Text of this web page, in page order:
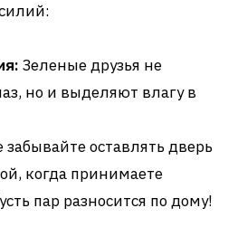
Зеленые друзья не
но и выделяют влагу в
забывайте оставлять дверь
когда принимаете
пар разносится по дому!